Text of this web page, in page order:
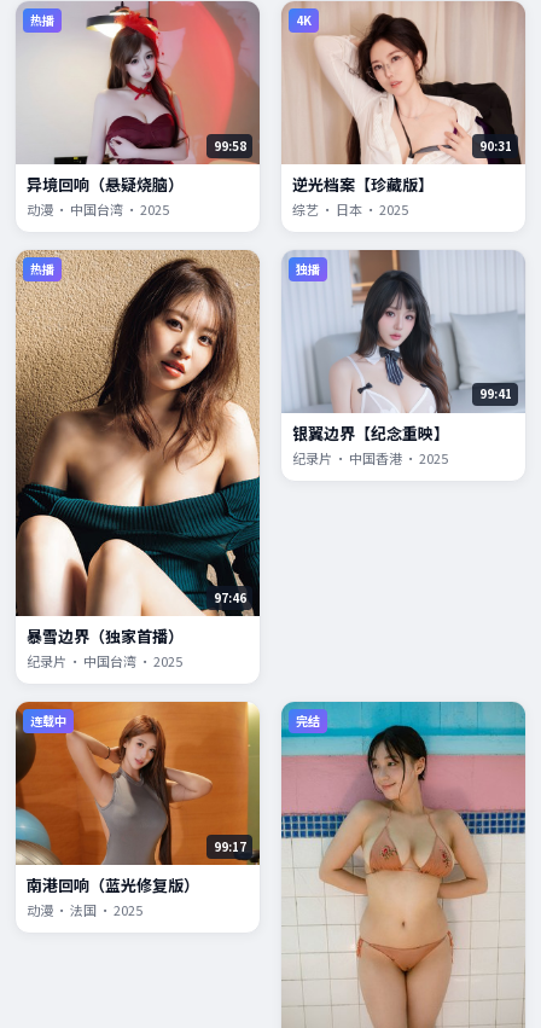
热播
99:58
异境回响（悬疑烧脑）
动漫 · 中国台湾 · 2025
4K
90:31
逆光档案【珍藏版】
综艺 · 日本 · 2025
热播
97:46
暴雪边界（独家首播）
纪录片 · 中国台湾 · 2025
独播
99:41
银翼边界【纪念重映】
纪录片 · 中国香港 · 2025
连载中
99:17
南港回响（蓝光修复版）
动漫 · 法国 · 2025
完结